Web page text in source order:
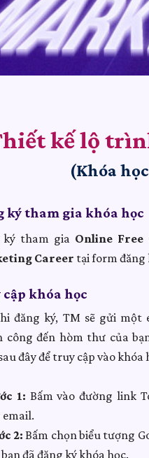
ký tham gia khóa học
tham gia Online Free
Career tại form đăng
khóa học
đăng ký, TM sẽ gửi một
công đến hòm thư của
đây để truy cập vào khóa
1: Bấm vào đường link
2: Bấm chọn biểu tượng
đã đăng ký khóa học.
(Khóa
kế lộ